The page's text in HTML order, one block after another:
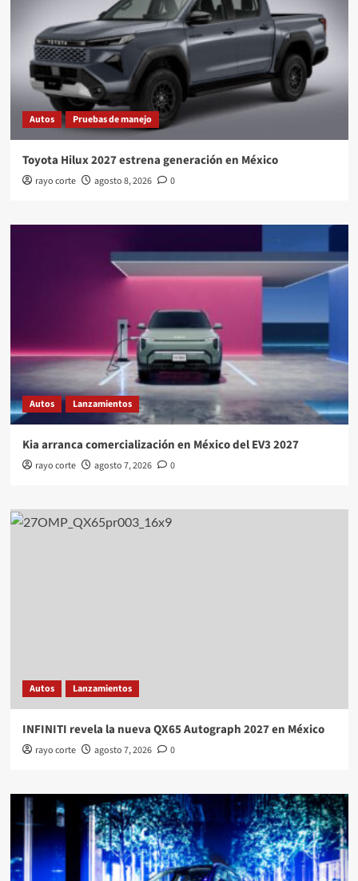
Autos Pruebas de manejo
Toyota Hilux 2027 estrena generación en México
rayo corte agosto 8, 2026 0
Autos Lanzamientos
Kia arranca comercialización en México del EV3 2027
rayo corte agosto 7, 2026 0
Autos Lanzamientos
INFINITI revela la nueva QX65 Autograph 2027 en México
rayo corte agosto 7, 2026 0